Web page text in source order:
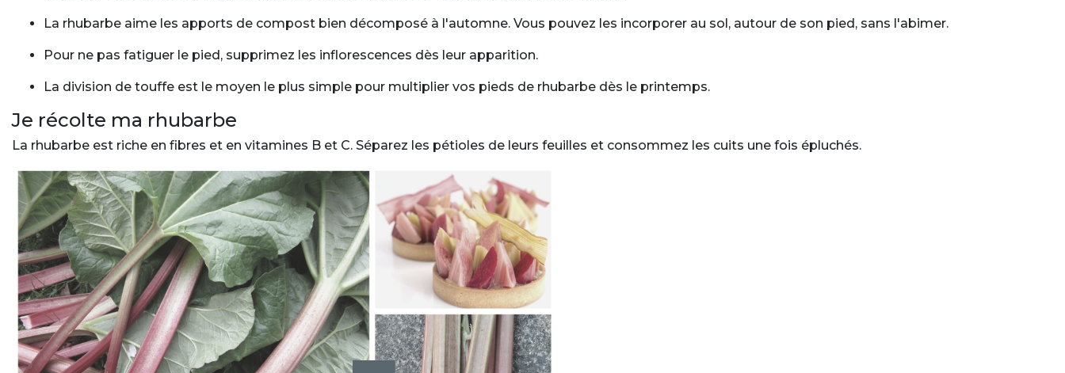
La rhubarbe aime les apports de compost bien décomposé à l'automne. Vous pouvez les incorporer au sol, autour de son pied, sans l'abimer.
Pour ne pas fatiguer le pied, supprimez les inflorescences dès leur apparition.
La division de touffe est le moyen le plus simple pour multiplier vos pieds de rhubarbe dès le printemps.
Je récolte ma rhubarbe
La rhubarbe est riche en fibres et en vitamines B et C. Séparez les pétioles de leurs feuilles et consommez les cuits une fois épluchés.